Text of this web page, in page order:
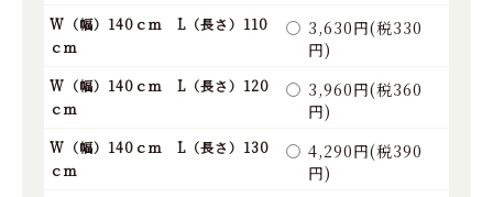
W（幅）140ｃｍ L（長さ）110
ｃｍ
3,630円(税330
円)
W（幅）140ｃｍ L（長さ）120
ｃｍ
3,960円(税360
円)
W（幅）140ｃｍ L（長さ）130
ｃｍ
4,290円(税390
円)